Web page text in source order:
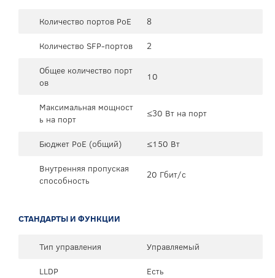
Количество портов PoE
8
Количество SFP-портов
2
Общее количество порт
ов
10
Максимальная мощност
ь на порт
≤30 Вт на порт
Бюджет PoE (общий)
≤150 Вт
Внутренняя пропуская
способность
20 Гбит/с
СТАНДАРТЫ И ФУНКЦИИ
Тип управления
Управляемый
LLDP
Есть